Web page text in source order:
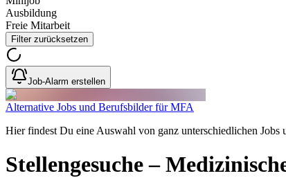
Ausbildung
Freie Mitarbeit
Filter zurücksetzen
Job-Alarm erstellen
Alternative Jobs und Berufsbilder für MFA
Hier findest Du eine Auswahl von ganz unterschiedlichen
Stellengesuche–